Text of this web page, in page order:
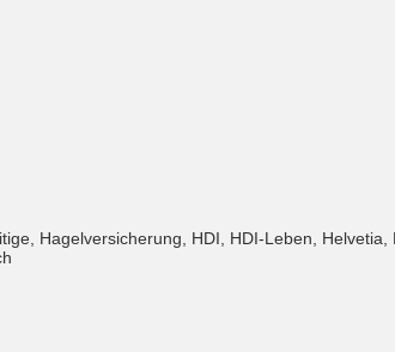
Hagelversicherung, HDI, HDI-Leben,